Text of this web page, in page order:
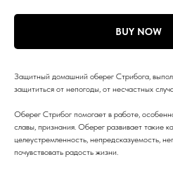
BUY NOW
Защитный домашний оберег Стрибога,
защититься от непогоды, от несчастных
Оберег Стрибог помогает в работе,
славы, признания. Оберег развивает такие
целеустремленность, непредсказуемость,
почувствовать радость жизни.